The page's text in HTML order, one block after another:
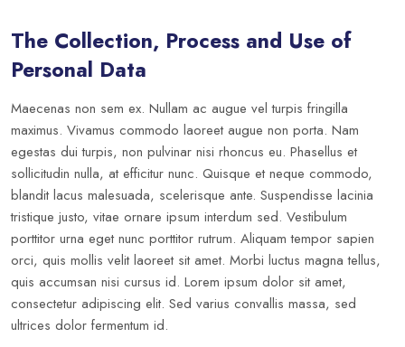
The Collection, Process and Use of
Personal Data
Maecenas non sem ex. Nullam ac augue vel turpis fringilla
maximus. Vivamus commodo laoreet augue non porta. Nam
egestas dui turpis, non pulvinar nisi rhoncus eu. Phasellus et
sollicitudin nulla, at efficitur nunc. Quisque et neque commodo,
blandit lacus malesuada, scelerisque ante. Suspendisse lacinia
tristique justo, vitae ornare ipsum interdum sed. Vestibulum
porttitor urna eget nunc porttitor rutrum. Aliquam tempor sapien
orci, quis mollis velit laoreet sit amet. Morbi luctus magna tellus,
quis accumsan nisi cursus id. Lorem ipsum dolor sit amet,
consectetur adipiscing elit. Sed varius convallis massa, sed
ultrices dolor fermentum id.